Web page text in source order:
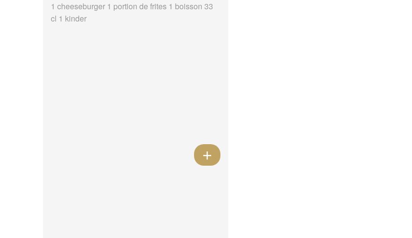
1 cheeseburger 1 portion de frites 1 boisson 33
cl 1 kinder